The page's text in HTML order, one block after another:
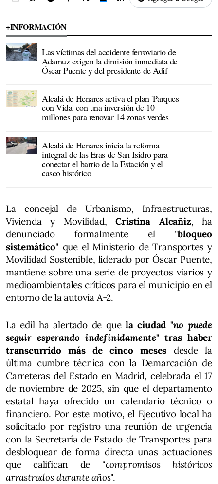
+INFORMACIÓN
Las víctimas del accidente ferroviario de
Adamuz exigen la dimisión inmediata de
Óscar Puente y del presidente de Adif
Alcalá de Henares activa el plan 'Parques
con Vida' con una inversión de 10
millones para renovar 14 zonas verdes
Alcalá de Henares inicia la reforma
integral de las Eras de San Isidro para
conectar el barrio de la Estación y el
casco histórico
La concejal de Urbanismo, Infraestructuras,
Vivienda y Movilidad,Cristina Alcañiz, ha
denunciado formalmente el "bloqueo
sistemático" que el Ministerio de Transportes y
Movilidad Sostenible, liderado por Óscar Puente,
mantiene sobre una serie de proyectos viarios y
medioambientales críticos para el municipio en el
entorno de la autovía A-2.
La edil ha alertado de quela ciudad "no puede
seguir esperando indefinidamente" tras haber
transcurrido más de cinco meses desde la
última cumbre técnica con la Demarcación de
Carreteras del Estado en Madrid, celebrada el 17
de noviembre de 2025, sin que el departamento
estatal haya ofrecido un calendario técnico o
financiero. Por este motivo, el Ejecutivo local ha
solicitado por registro una reunión de urgencia
con la Secretaría de Estado de Transportes para
desbloquear de forma directa unas actuaciones
que califican de "compromisos históricos
arrastrados durante años".